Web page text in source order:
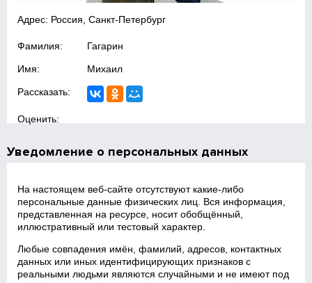
Адрес: Россия, Санкт-Петербург
Фамилия: Гагарин
Имя: Михаил
Рассказать:
Оценить:
Уведомление о персональных данных
На настоящем веб‑сайте отсутствуют какие‑либо
персональные данные физических лиц. Вся информация,
представленная на ресурсе, носит обобщённый,
иллюстративный или тестовый характер.
Любые совпадения имён, фамилий, адресов, контактных
данных или иных идентифицирующих признаков с
реальными людьми являются случайными и не имеют под